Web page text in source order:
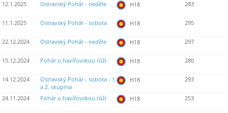
12.1.2025 Ostravský Pohár - neděle H18 283
11.1.2025 Ostravský Pohár - sobota H18 295
22.12.2024 Ostravský Pohár - neděle H18 297
15.12.2024 Pohár o havířovskou růži H18 280
14.12.2024
Ostravský Pohár - sobota - 1.
a 2. skupina
H18 293
24.11.2024 Pohár o havířovskou růži H18 253